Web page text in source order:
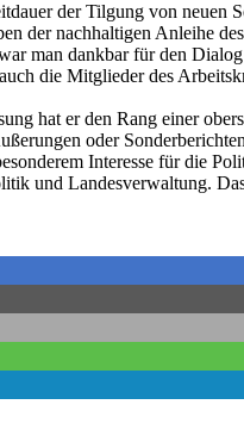
der Tilgung von neuen
der nachhaltigen Anleihe
man dankbar für den
die Mitglieder des
hat er den Rang einer
oder
Interesse für die
und Landesverwaltung.